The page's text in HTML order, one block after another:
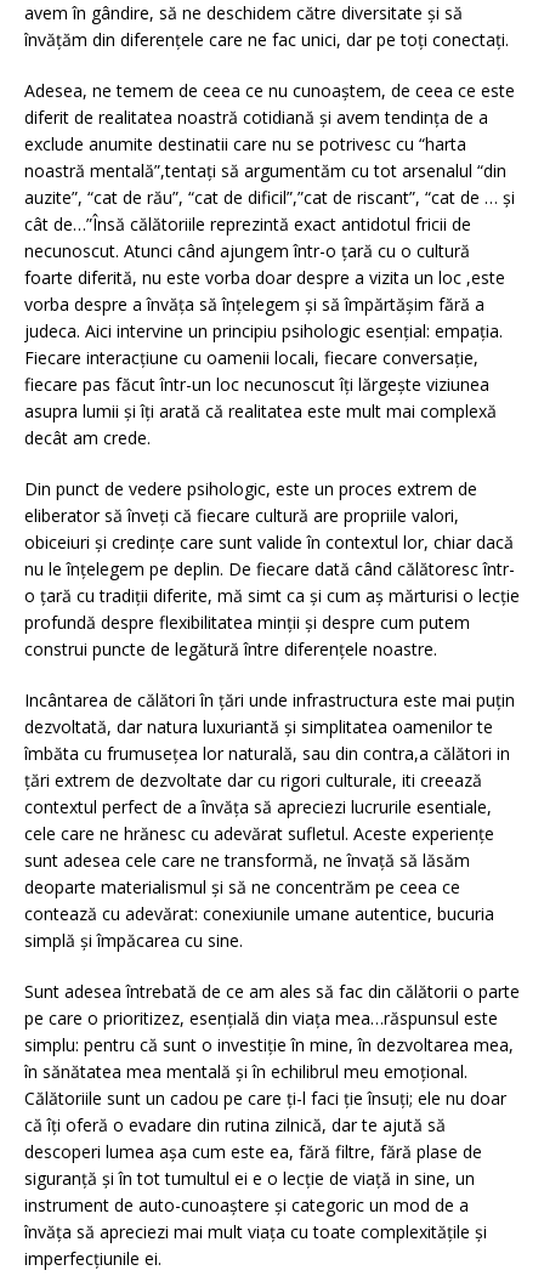
avem în gândire, să ne deschidem către diversitate și să
învățăm din diferențele care ne fac unici, dar pe toți conectați.
Adesea, ne temem de ceea ce nu cunoaștem, de ceea ce este
diferit de realitatea noastră cotidiană și avem tendința de a
exclude anumite destinatii care nu se potrivesc cu “harta
noastră mentală”,tentați să argumentăm cu tot arsenalul “din
auzite”, “cat de rău”, “cat de dificil”,”cat de riscant”, “cat de … și
cât de…”Însă călătoriile reprezintă exact antidotul fricii de
necunoscut. Atunci când ajungem într-o țară cu o cultură
foarte diferită, nu este vorba doar despre a vizita un loc ,este
vorba despre a învăța să înțelegem și să împărtășim fără a
judeca. Aici intervine un principiu psihologic esențial: empația.
Fiecare interacțiune cu oamenii locali, fiecare conversație,
fiecare pas făcut într-un loc necunoscut îți lărgește viziunea
asupra lumii și îți arată că realitatea este mult mai complexă
decât am crede.
Din punct de vedere psihologic, este un proces extrem de
eliberator să înveți că fiecare cultură are propriile valori,
obiceiuri și credințe care sunt valide în contextul lor, chiar dacă
nu le înțelegem pe deplin. De fiecare dată când călătoresc într-
o țară cu tradiții diferite, mă simt ca și cum aș mărturisi o lecție
profundă despre flexibilitatea minții și despre cum putem
construi puncte de legătură între diferențele noastre.
Incântarea de călători în țări unde infrastructura este mai puțin
dezvoltată, dar natura luxuriantă și simplitatea oamenilor te
îmbăta cu frumusețea lor naturală, sau din contra,a călători in
țări extrem de dezvoltate dar cu rigori culturale, iti creează
contextul perfect de a învăța să apreciezi lucrurile esentiale,
cele care ne hrănesc cu adevărat sufletul. Aceste experiențe
sunt adesea cele care ne transformă, ne învață să lăsăm
deoparte materialismul și să ne concentrăm pe ceea ce
contează cu adevărat: conexiunile umane autentice, bucuria
simplă și împăcarea cu sine.
Sunt adesea întrebată de ce am ales să fac din călătorii o parte
pe care o prioritizez, esențială din viața mea…răspunsul este
simplu: pentru că sunt o investiție în mine, în dezvoltarea mea,
în sănătatea mea mentală și în echilibrul meu emoțional.
Călătoriile sunt un cadou pe care ți-l faci ție însuți; ele nu doar
că îți oferă o evadare din rutina zilnică, dar te ajută să
descoperi lumea așa cum este ea, fără filtre, fără plase de
siguranță și în tot tumultul ei e o lecție de viață in sine, un
instrument de auto-cunoaștere și categoric un mod de a
învăța să apreciezi mai mult viața cu toate complexitățile și
imperfecțiunile ei.